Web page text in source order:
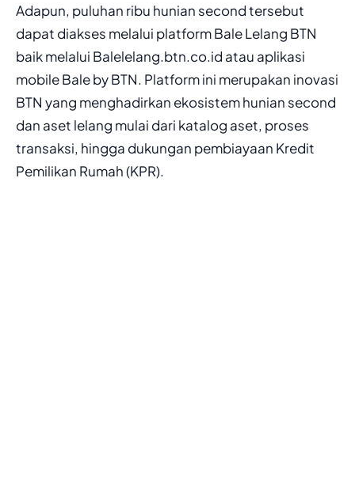
Adapun, puluhan ribu hunian second tersebut
dapat diakses melalui platform Bale Lelang BTN
baik melalui Balelelang.btn.co.id atau aplikasi
mobile Bale by BTN. Platform ini merupakan inovasi
BTN yang menghadirkan ekosistem hunian second
dan aset lelang mulai dari katalog aset, proses
transaksi, hingga dukungan pembiayaan Kredit
Pemilikan Rumah (KPR).